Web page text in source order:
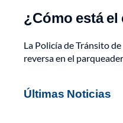
¿Cómo está
La Policía de Tránsito
reversa en el
Últimas Noticias